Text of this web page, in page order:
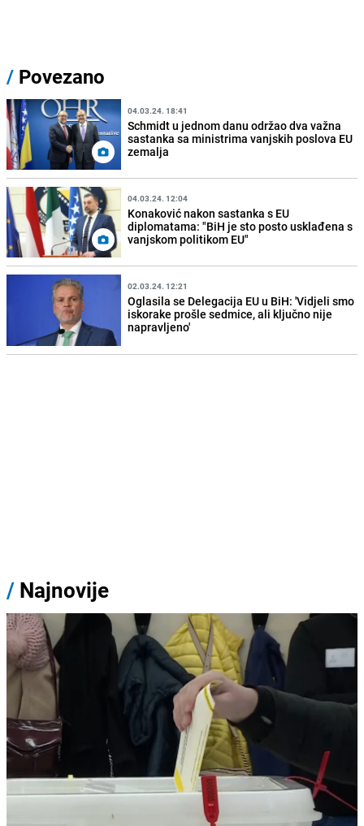
/ Povezano
04.03.24. 18:41
Schmidt u jednom danu održao dva važna
sastanka sa ministrima vanjskih poslova EU
zemalja
04.03.24. 12:04
Konaković nakon sastanka s EU
diplomatama: "BiH je sto posto usklađena s
vanjskom politikom EU"
02.03.24. 12:21
Oglasila se Delegacija EU u BiH: 'Vidjeli smo
iskorake prošle sedmice, ali ključno nije
napravljeno'
/ Najnovije